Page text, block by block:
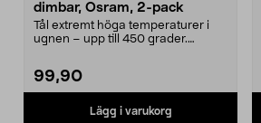
dimbar, Osram, 2-pack
Tål extremt höga temperaturer i
ugnen – upp till 450 grader.
99,90
Lägg i varukorg